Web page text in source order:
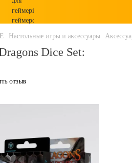
Настольные игры и аксессуары
Dice Set:
отзыв